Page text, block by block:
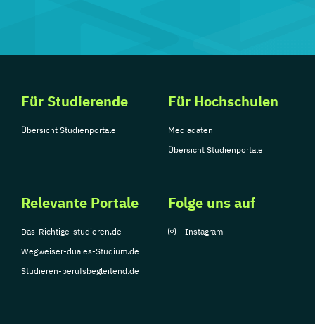
Für Studierende
Übersicht Studienportale
Für Hochschulen
Mediadaten
Übersicht Studienportale
Relevante Portale
Das-Richtige-studieren.de
Wegweiser-duales-Studium.de
Studieren-berufsbegleitend.de
Folge uns auf
Instagram